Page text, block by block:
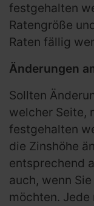
festgehalten
Ratengröße
Raten fällig
Änderungen
Sollten
welcher Seite,
festgehalten
die Zinshöhe
entsprechend
auch, wenn
möchten.